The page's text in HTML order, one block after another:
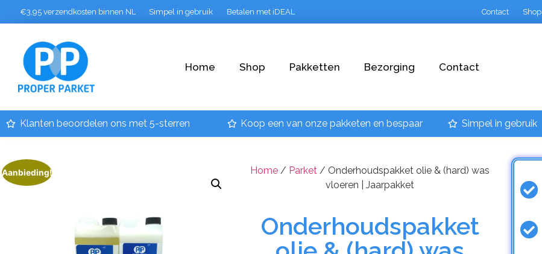
€3,95 verzendkosten binnen NL Simpel in gebruik Betalen met iDEAL Contact Shop
Home Shop Pakketten Bezorging Contact
Klanten beoordelen ons met 5-sterren Koop een van onze pakketen en bespaar Simpel in gebruik
Aanbieding! Home / Parket / Onderhoudspakket olie & (hard) was
vloeren | Jaarpakket
Onderhoudspakket